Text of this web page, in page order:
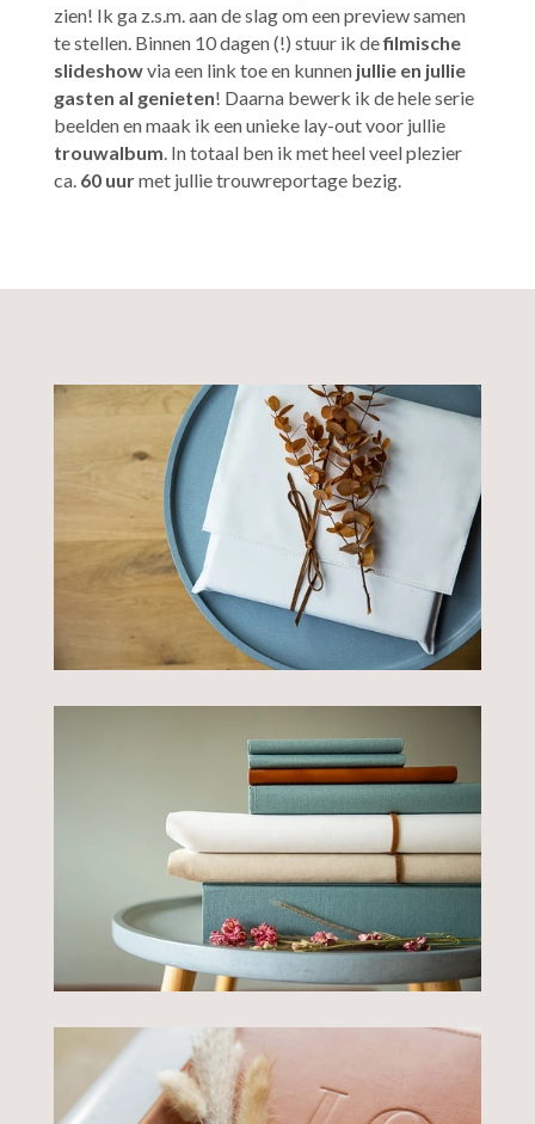
zien! Ik ga z.s.m. aan de slag om een preview samen
te stellen. Binnen 10 dagen (!) stuur ik defilmische
slideshowvia een link toe en kunnen jullie en jullie
gasten al genieten! Daarna bewerk ik de hele serie
beelden en maak ik een unieke lay-out voor jullie
trouwalbum . In totaal ben ik met heel veel plezier
ca. 60 uurmet jullie trouwreportage bezig.